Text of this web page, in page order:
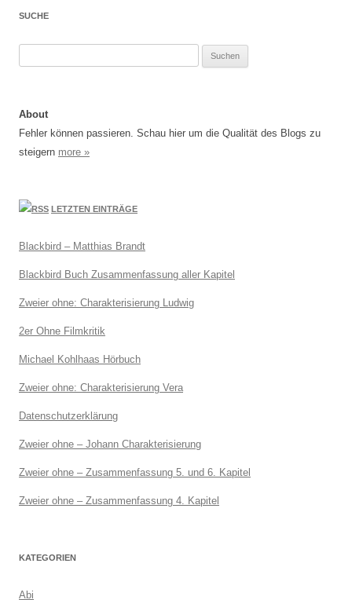
SUCHE
About
Fehler können passieren. Schau hier um die Qualität des Blogs zu
steigern more »
LETZTEN EINTRÄGE
Blackbird – Matthias Brandt
Blackbird Buch Zusammenfassung aller Kapitel
Zweier ohne: Charakterisierung Ludwig
2er Ohne Filmkritik
Michael Kohlhaas Hörbuch
Zweier ohne: Charakterisierung Vera
Datenschutzerklärung
Zweier ohne – Johann Charakterisierung
Zweier ohne – Zusammenfassung 5. und 6. Kapitel
Zweier ohne – Zusammenfassung 4. Kapitel
KATEGORIEN
Abi